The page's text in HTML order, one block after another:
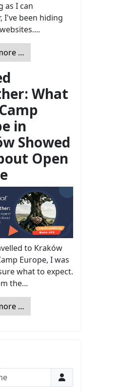
Blogging as a Lead Nurturer
as I can
I've been hiding
…
What
in
Showed
Open
to Kraków
Europe, I was
what to expect.
the...
…